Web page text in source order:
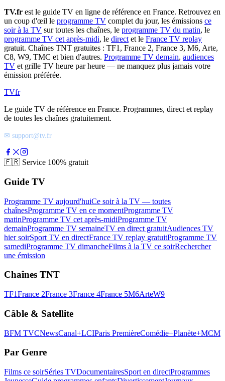
TV.fr est le guide TV en ligne de référence en France. Retrouvez en
un coup d'œil le programme TV complet du jour, les émissions ce
soir à la TV sur toutes les chaînes, le programme TV du matin, le
programme TV cet après-midi, le direct et le France TV replay
gratuit. Chaînes TNT gratuites : TF1, France 2, France 3, M6, Arte,
C8, W9, TMC et bien d'autres. Programme TV demain, audiences
TV et grille TV heure par heure — ne manquez plus jamais votre
émission préférée.
TVfr
Le guide TV de référence en France. Programmes, direct et replay
de toutes les chaînes gratuitement.
✉ support@tv.fr
🇫🇷 Service 100% gratuit
Guide TV
Programme TV aujourd'huiCe soir à la TV — toutes
chaînesProgramme TV en ce momentProgramme TV
matinProgramme TV cet après-midiProgramme TV
demainProgramme TV semaineTV en direct gratuitAudiences TV
hier soirSport TV en directFrance TV replay gratuitProgramme TV
samediProgramme TV dimancheFilms à la TV ce soirRechercher
une émission
Chaînes TNT
TF1France 2France 3France 4France 5M6ArteW9
Câble & Satellite
BFM TVCNewsCanal+LCIParis PremièreComédie+Planète+MCM
Par Genre
Films ce soirSéries TVDocumentairesSport en directProgrammes